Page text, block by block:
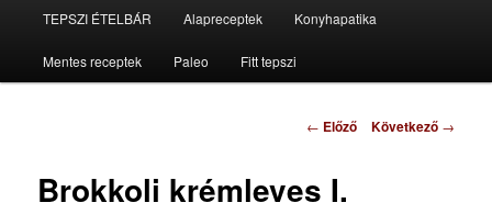
Tovább
az
Tovább
a
TEPSZI ÉTELBÁR Alapreceptek Konyhapatika
Mentes receptek Paleo Fitt tepszi
Bejegyzés
← Előző Következő →
Brokkoli krémleves I.